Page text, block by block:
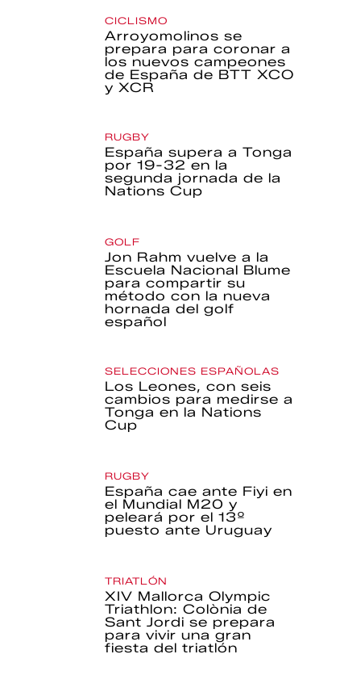
CICLISMO
Arroyomolinos se
prepara para coronar a
los nuevos campeones
de España de BTT XCO
y XCR
RUGBY
España supera a Tonga
por 19-32 en la
segunda jornada de la
Nations Cup
GOLF
Jon Rahm vuelve a la
Escuela Nacional Blume
para compartir su
método con la nueva
hornada del golf
español
SELECCIONES ESPAÑOLAS
Los Leones, con seis
cambios para medirse a
Tonga en la Nations
Cup
RUGBY
España cae ante Fiyi en
el Mundial M20 y
peleará por el 13º
puesto ante Uruguay
TRIATLÓN
XIV Mallorca Olympic
Triathlon: Colònia de
Sant Jordi se prepara
para vivir una gran
fiesta del triatlón